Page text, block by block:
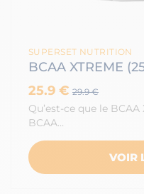
SUPERSET NUTRITION
BCAA XTREME
25.9 € 29.9 €
Qu’est-ce que le BCAA
BCAA…
VOIR